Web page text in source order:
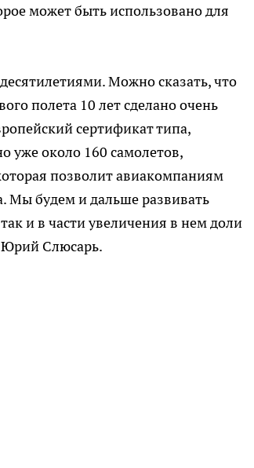
может быть использовано для
Можно сказать, что
полета 10 лет сделано очень
сертификат типа,
уже около 160 самолетов,
позволит авиакомпаниям
Мы будем и дальше развивать
и в части увеличения в нем доли
Юрий Слюсарь.